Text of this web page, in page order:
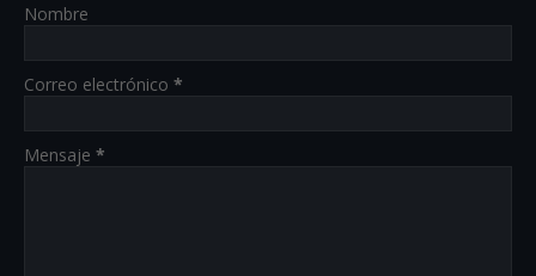
Nombre
Correo electrónico *
Mensaje *